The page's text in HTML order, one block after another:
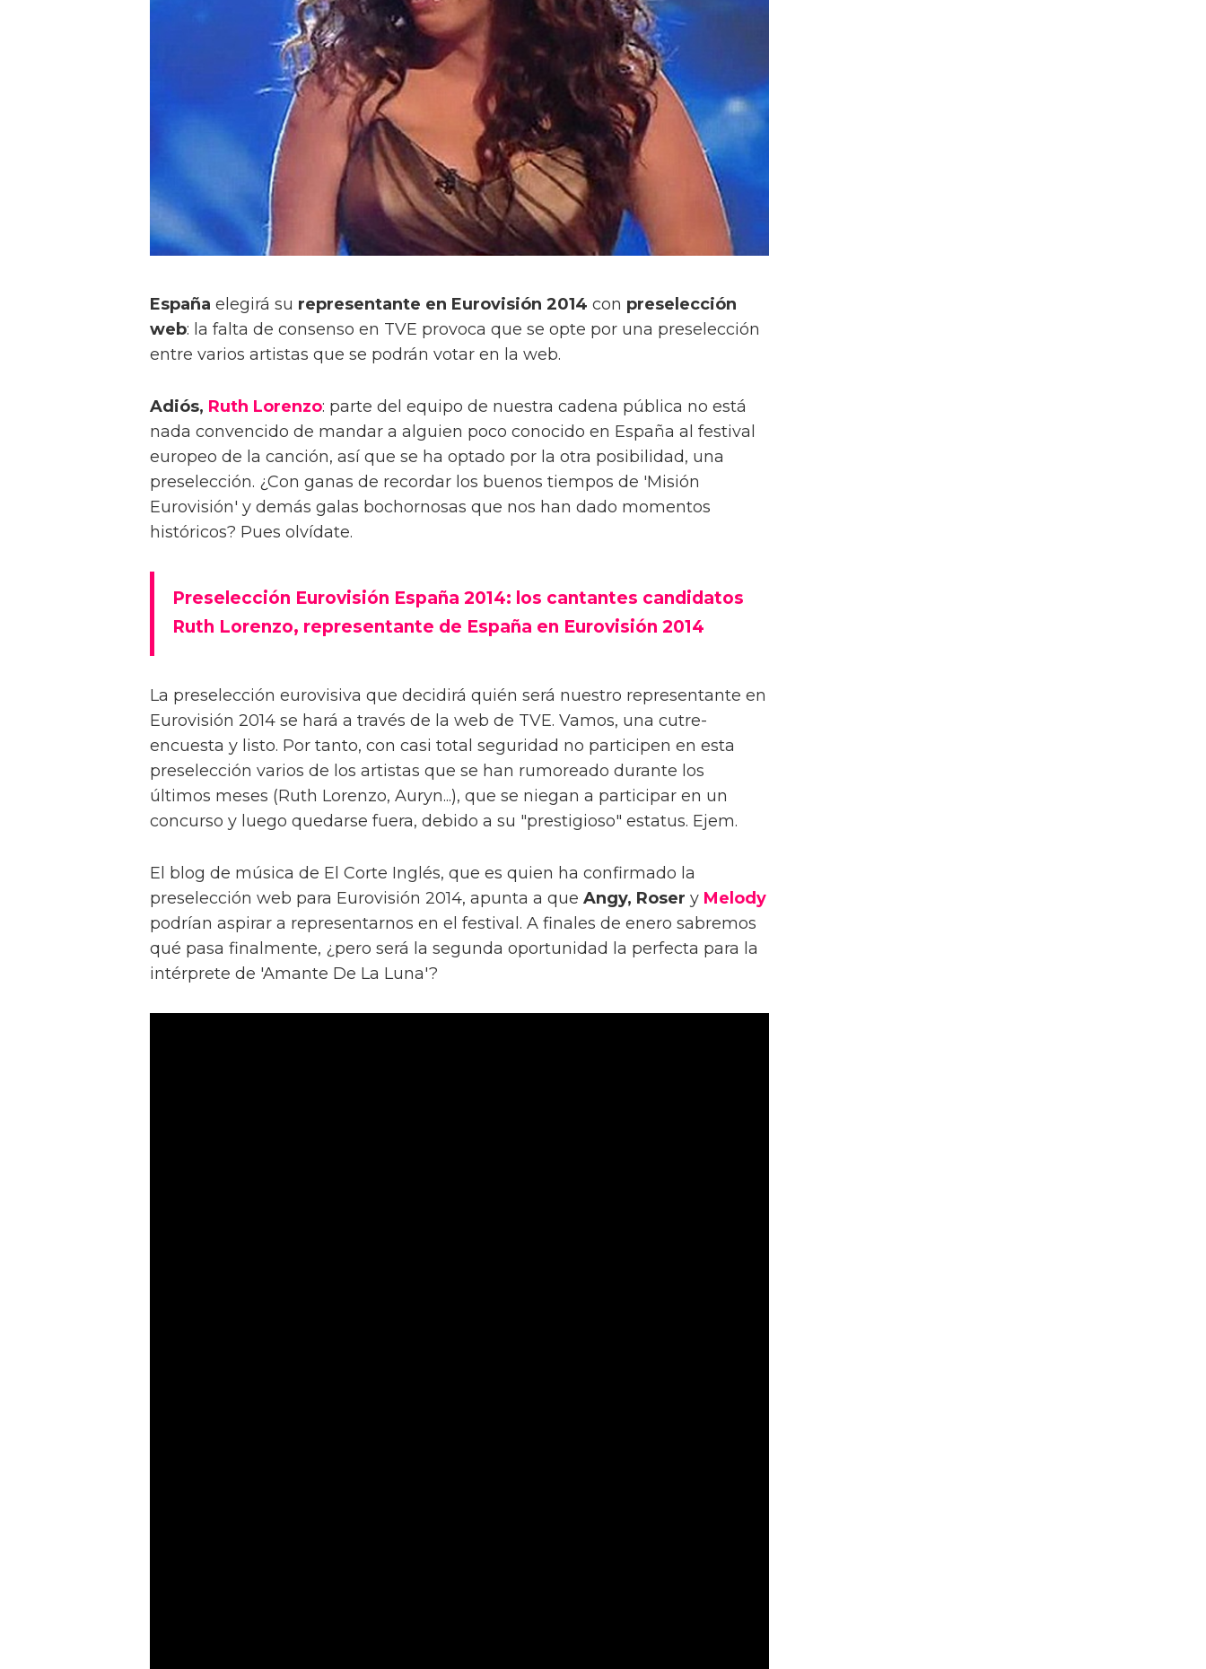
España elegirá su representante en Eurovisión 2014 con preselección
web: la falta de consenso en TVE provoca que se opte por una preselección
entre varios artistas que se podrán votar en la web.
Adiós, Ruth Lorenzo: parte del equipo de nuestra cadena pública no está
nada convencido de mandar a alguien poco conocido en España al festival
europeo de la canción, así que se ha optado por la otra posibilidad, una
preselección. ¿Con ganas de recordar los buenos tiempos de 'Misión
Eurovisión' y demás galas bochornosas que nos han dado momentos
históricos? Pues olvídate.
Preselección Eurovisión España 2014: los cantantes candidatos
Ruth Lorenzo, representante de España en Eurovisión 2014
La preselección eurovisiva que decidirá quién será nuestro representante en
Eurovisión 2014 se hará a través de la web de TVE. Vamos, una cutre-
encuesta y listo. Por tanto, con casi total seguridad no participen en esta
preselección varios de los artistas que se han rumoreado durante los
últimos meses (Ruth Lorenzo, Auryn...), que se niegan a participar en un
concurso y luego quedarse fuera, debido a su "prestigioso" estatus. Ejem.
El blog de música de El Corte Inglés, que es quien ha confirmado la
preselección web para Eurovisión 2014, apunta a que Angy, Roser y Melody
podrían aspirar a representarnos en el festival. A finales de enero sabremos
qué pasa finalmente, ¿pero será la segunda oportunidad la perfecta para la
intérprete de 'Amante De La Luna'?